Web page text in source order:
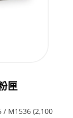
匣
/ M1536 (2,100